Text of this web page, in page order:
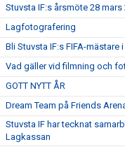
Stuvsta IF:s årsmöte 28 mars
Lagfotografering
Bli Stuvsta IF:s FIFA-mästare
Vad gäller vid filmning och
GOTT NYTT ÅR
Dream Team på Friends
Stuvsta IF har tecknat
Lagkassan